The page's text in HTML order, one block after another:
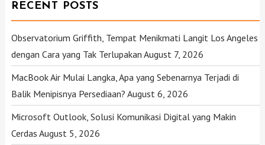
RECENT POSTS
Observatorium Griffith, Tempat Menikmati Langit Los Angeles
dengan Cara yang Tak Terlupakan August 7, 2026
MacBook Air Mulai Langka, Apa yang Sebenarnya Terjadi di
Balik Menipisnya Persediaan? August 6, 2026
Microsoft Outlook, Solusi Komunikasi Digital yang Makin
Cerdas August 5, 2026